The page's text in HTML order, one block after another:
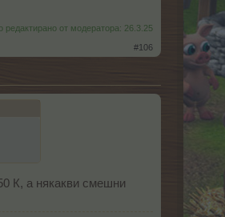
редактирано от модератора: 26.3.25
#106
К, а някакви смешни